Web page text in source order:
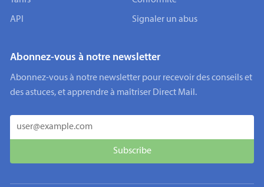
API Signaler un abus
Abonnez-vous à notre newsletter
Abonnez-vous à notre newsletter pour recevoir des conseils et
des astuces, et apprendre à maîtriser Direct Mail.